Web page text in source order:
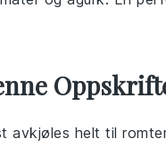
avkjøles helt til